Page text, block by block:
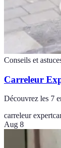
Conseils et
Carreleur
Découvrez les 7
carreleur expert
Aug 8